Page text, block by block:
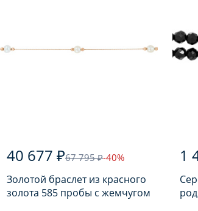
40 677 ₽67 795 ₽-40%
Золотой браслет из красного
золота 585 пробы с жемчугом
1